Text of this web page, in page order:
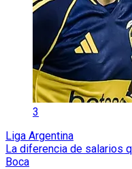
3
Liga Argentina
La diferencia de salarios
Boca